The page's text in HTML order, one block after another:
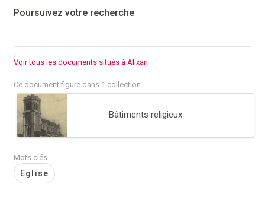
Poursuivez votre recherche
Voir tous les documents situés à Alixan
Ce document figure dans 1 collection
Bâtiments religieux
Mots clés
Eglise